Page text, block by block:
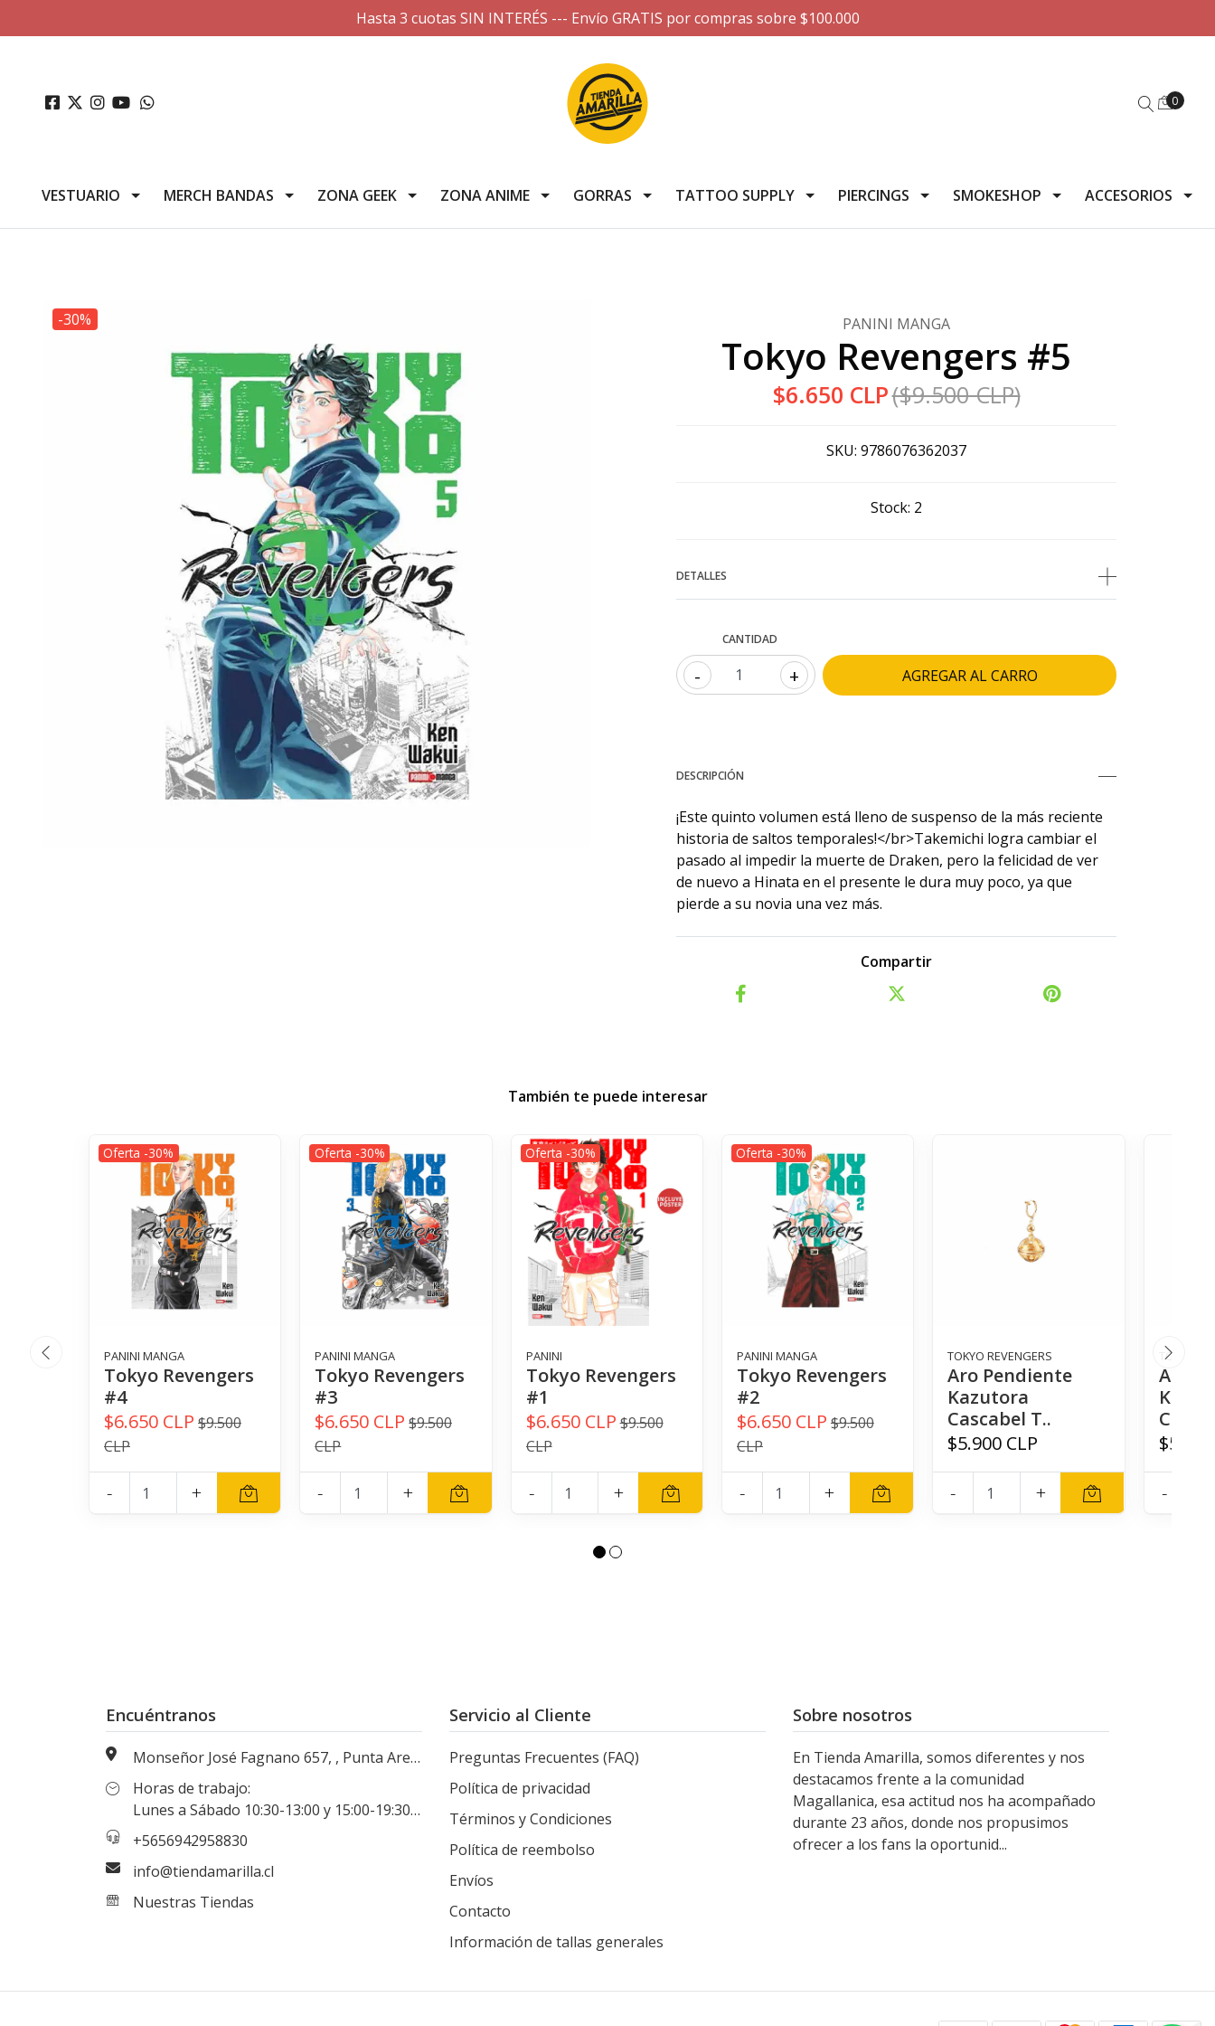
Hasta 3 cuotas SIN INTERÉS --- Envío GRATIS por compras sobre $100.000
0
VESTUARIO MERCH BANDAS ZONA GEEK ZONA ANIME GORRAS TATTOO SUPPLY PIERCINGS SMOKESHOP ACCESORIOS
-30% PANINI MANGA
Tokyo Revengers #5
$6.650 CLP($9.500 CLP)
SKU: 9786076362037
Stock: 2
DETALLES
CANTIDAD
- +
DESCRIPCIÓN
¡Este quinto volumen está lleno de suspenso de la más reciente
historia de saltos temporales!</br>Takemichi logra cambiar el
pasado al impedir la muerte de Draken, pero la felicidad de ver
de nuevo a Hinata en el presente le dura muy poco, ya que
pierde a su novia una vez más.
Compartir
También te puede interesar
Oferta -30%
PANINI MANGA
Tokyo Revengers
#4
$6.650 CLP $9.500
CLP
- +
Oferta -30%
PANINI MANGA
Tokyo Revengers
#3
$6.650 CLP $9.500
CLP
- +
Oferta -30%
PANINI
Tokyo Revengers
#1
$6.650 CLP $9.500
CLP
- +
Oferta -30%
PANINI MANGA
Tokyo Revengers
#2
$6.650 CLP $9.500
CLP
- +
TOKYO REVENGERS
Aro Pendiente
Kazutora
Cascabel T..
$5.900 CLP
- +
TOKYO
Aro
-
Encuéntranos
Monseñor José Fagnano 657, , Punta Arenas, Magallanes, Chile
Horas de trabajo:
Lunes a Sábado 10:30-13:00 y 15:00-19:30 hrs
+5656942958830
info@tiendamarilla.cl
Nuestras Tiendas
Servicio al Cliente
Preguntas Frecuentes (FAQ)
Política de privacidad
Términos y Condiciones
Política de reembolso
Envíos
Contacto
Información de tallas generales
Sobre nosotros
En Tienda Amarilla, somos diferentes y nos
destacamos frente a la comunidad
Magallanica, esa actitud nos ha acompañado
durante 23 años, donde nos propusimos
ofrecer a los fans la oportunid...